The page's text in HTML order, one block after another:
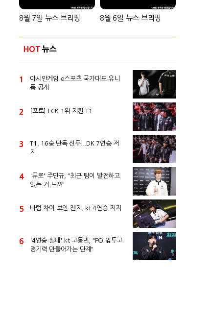
8월 7일 뉴스 브리핑 8월 6일 뉴스 브리핑
HOT 뉴스
1
아시안게임 e스포츠 국가대표 유니
폼 공개
2 [포토] LCK 1위 지킨 T1
3
T1, 16승 단독 선두...DK 7연승 저
지
4
'듀로' 주민규, "최근 팀이 발전하고
있는 거 느껴"
5 바텀 차이 보인 젠지, kt 4연승 저지
6
'4연승 실패' kt 고동빈, "PO 앞두고
경기력 만들어가는 단계"